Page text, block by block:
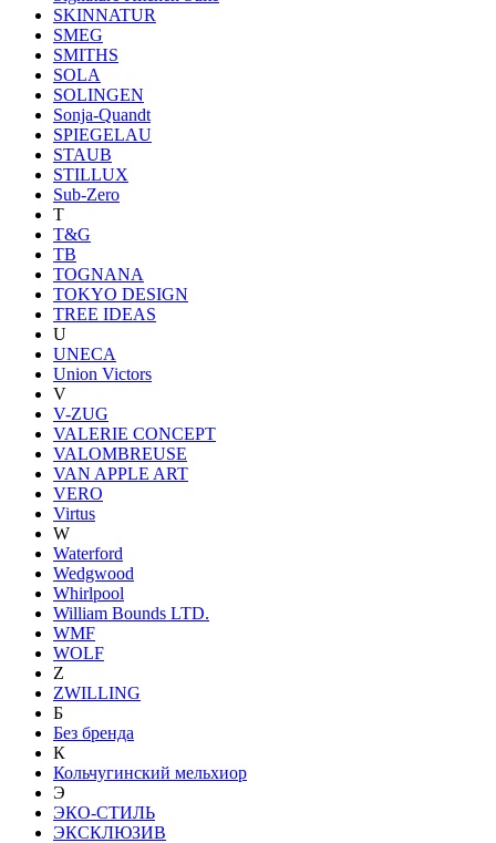
SKINNATUR
SMEG
SMITHS
SOLA
SOLINGEN
Sonja-Quandt
SPIEGELAU
STAUB
STILLUX
Sub-Zero
T
T&G
TB
TOGNANA
TOKYO DESIGN
TREE IDEAS
U
UNECA
Union Victors
V
V-ZUG
VALERIE CONCEPT
VALOMBREUSE
VAN APPLE ART
VERO
Virtus
W
Waterford
Wedgwood
Whirlpool
William Bounds LTD.
WMF
WOLF
Z
ZWILLING
Б
Без бренда
К
Кольчугинский мельхиор
Э
ЭКО-СТИЛЬ
ЭКСКЛЮЗИВ